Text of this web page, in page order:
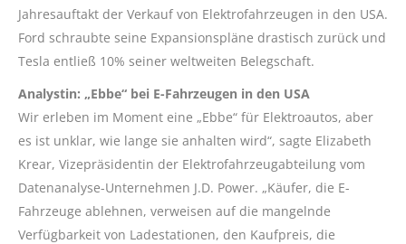
Jahresauftakt der Verkauf von Elektrofahrzeugen in den USA.
Ford schraubte seine Expansionspläne drastisch zurück und
Tesla entließ 10% seiner weltweiten Belegschaft.
Analystin: „Ebbe“ bei E-Fahrzeugen in den USA
Wir erleben im Moment eine „Ebbe“ für Elektroautos, aber
es ist unklar, wie lange sie anhalten wird“, sagte Elizabeth
Krear, Vizepräsidentin der Elektrofahrzeugabteilung vom
Datenanalyse-Unternehmen J.D. Power. „Käufer, die E-
Fahrzeuge ablehnen, verweisen auf die mangelnde
Verfügbarkeit von Ladestationen, den Kaufpreis, die